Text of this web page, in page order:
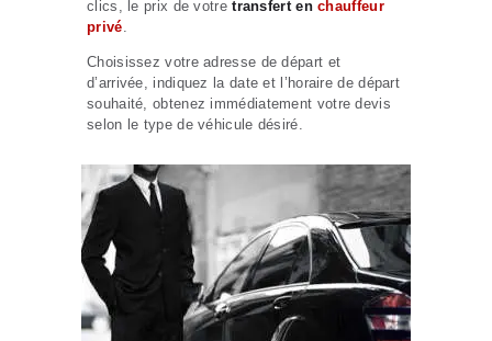
clics, le prix de votretransfert enchauffeur
privé
Choisissez votre adresse de départ et
d’arrivée, indiquez la date et l’horaire de départ
souhaité, obtenez immédiatement votre devis
selon le type de véhicule désiré.